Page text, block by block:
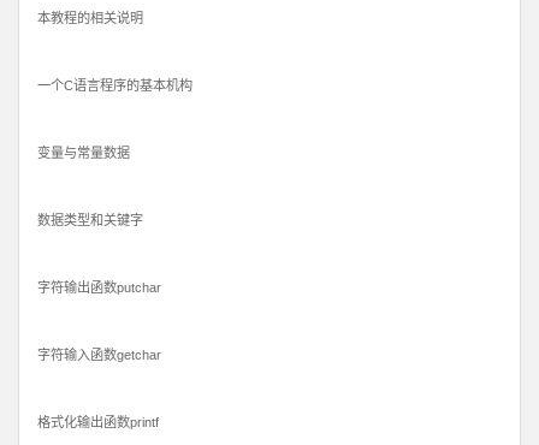
本教程的相关说明
一个C语言程序的基本机构
变量与常量数据
数据类型和关键字
字符输出函数putchar
字符输入函数getchar
格式化输出函数printf